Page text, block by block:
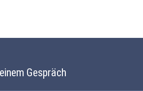
Gespräch